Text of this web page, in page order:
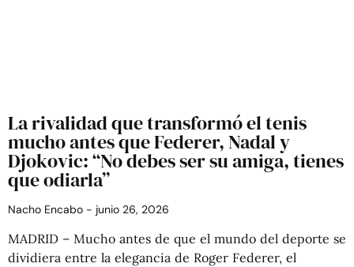
La rivalidad que transformó el tenis
mucho antes que Federer, Nadal y
Djokovic: “No debes ser su amiga, tienes
que odiarla”
Nacho Encabo junio 26, 2026
MADRID – Mucho antes de que el mundo del deporte se
dividiera entre la elegancia de Roger Federer, el